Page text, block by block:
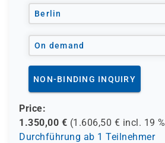
Berlin
On demand
NON-BINDING INQUIRY
Price:
1.350,00 € (1.606,50 € incl. 19 %
Durchführung ab 1 Teilnehmer